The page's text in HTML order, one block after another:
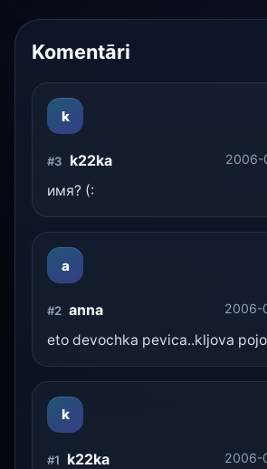
Komentāri
k
#3 k22ka 2006-
имя? (:
a
#2 anna 2006-
eto devochka pevica..kljova
k
#1 k22ka 2006-